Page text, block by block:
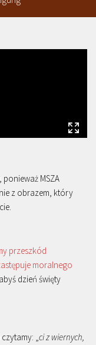
, ponieważ MSZA
nie z obrazem, który
przeszkód
moralnego
dzień święty
„ci z wiernych,